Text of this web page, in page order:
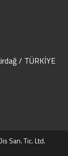
/ TÜRKİYE
San. Tic. Ltd.